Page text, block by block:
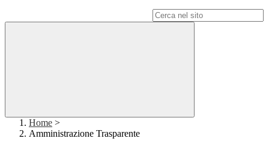
Home >
Amministrazione Trasparente